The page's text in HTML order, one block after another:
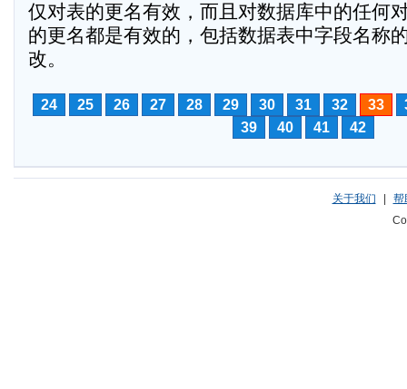
仅对表的更名有效，而且对数据库中的任何
的更名都是有效的，包括数据表中字段名称
改。
24 25 26 27 28 29 30 31 32 33
39
40 41 42
关于我们
帮